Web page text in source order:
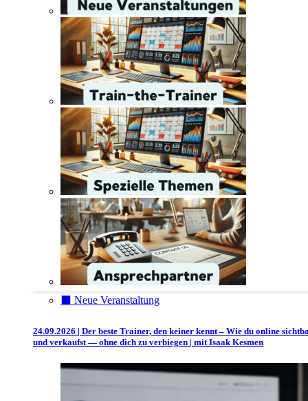
⬛️ Neue Veranstaltung
24.09.2026 | Der beste Trainer, den keiner kennt – Wie du online
und verkaufst — ohne dich zu verbiegen | mit Isaak Kesmen